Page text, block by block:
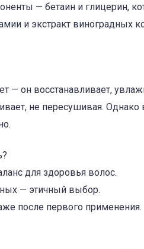
— бетаин и глицерин,
и экстракт
— он восстанавливает,
не пересушивая.
для здоровья волос.
— этичный выбор.
после первого применения.